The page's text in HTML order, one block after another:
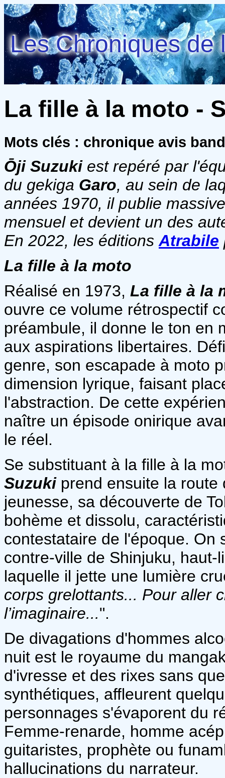
Les Chroniques de
La fille à la moto -
Mots clés : chronique avis
Ōji Suzukiest repéré par
du gekiga Garo, au sein de
années 1970, il publie
mensuel et devient un des
En 2022, les éditions Atrabile
La fille à la moto
Réalisé en 1973, La fille à la
ouvre ce volume rétrospectif
préambule, il donne le ton en
aux aspirations libertaires.
genre, son escapade à moto
dimension lyrique, faisant
l'abstraction. De cette
naître un épisode onirique
le réel.
Se substituant à la fille à la
Suzukiprend ensuite la route
jeunesse, sa découverte de
bohème et dissolu,
contestataire de l'époque. On
contre-ville de Shinjuku,
laquelle il jette une lumière
corps grelottants... Pour aller
l’imaginaire...".
De divagations d'hommes
nuit est le royaume du
d'ivresse et des rixes sans
synthétiques, affleurent
personnages s'évaporent du
Femme-renarde, homme
guitaristes, prophète ou
hallucinations du narrateur.